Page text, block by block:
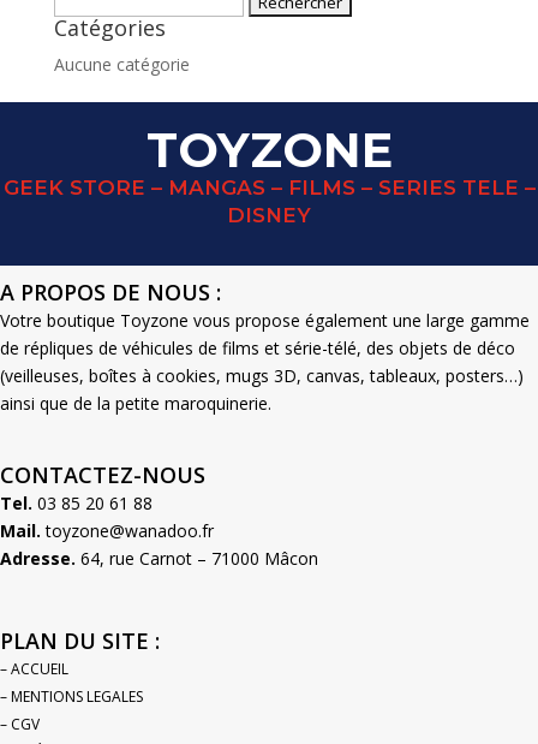
Catégories
Aucune catégorie
TOYZONE
GEEK STORE – MANGAS – FILMS – SERIES TELE –
DISNEY
A PROPOS DE NOUS :
Votre boutique Toyzone vous propose également une large gamme
de répliques de véhicules de films et série-télé, des objets de déco
(veilleuses, boîtes à cookies, mugs 3D, canvas, tableaux, posters…)
ainsi que de la petite maroquinerie.
CONTACTEZ-NOUS
Tel. 03 85 20 61 88
Mail. toyzone@wanadoo.fr
Adresse. 64, rue Carnot – 71000 Mâcon
PLAN DU SITE :
– ACCUEIL
– MENTIONS LEGALES
– CGV